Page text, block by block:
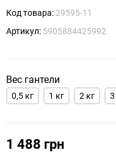
Код товара: 29595-11
Артикул: 5905884425992
Вес гантели
0,5 кг 1 кг 2 кг 3
1 488 грн